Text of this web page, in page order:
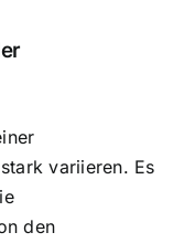
variieren. Es
den